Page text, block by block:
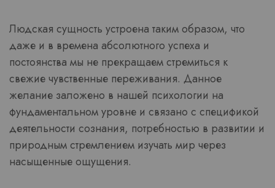
Людская сущность устроена таким образом, что
даже и в времена абсолютного успеха и
постоянства мы не прекращаем стремиться к
свежие чувственные переживания. Данное
желание заложено в нашей психологии на
фундаментальном уровне и связано с спецификой
деятельности сознания, потребностью в развитии и
природным стремлением изучать мир через
насыщенные ощущения.